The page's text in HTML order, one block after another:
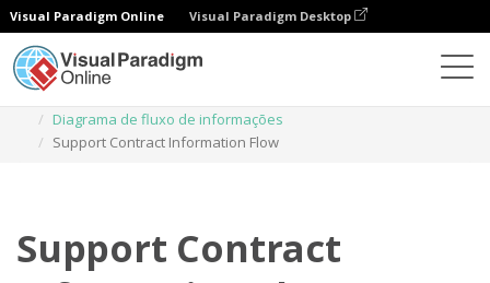
Visual Paradigm Online Visual Paradigm Desktop
Diagrama de fluxo de informações
Support Contract Information Flow
Support Contract